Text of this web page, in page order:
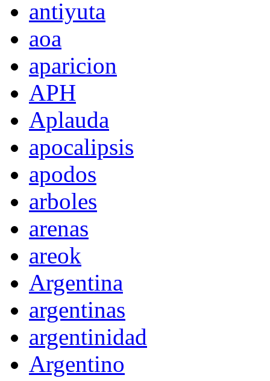
antiyuta
aoa
aparicion
APH
Aplauda
apocalipsis
apodos
arboles
arenas
areok
Argentina
argentinas
argentinidad
Argentino